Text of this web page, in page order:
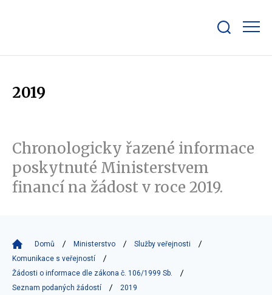
bar
2019
Chronologicky řazené informace
poskytnuté Ministerstvem
financí na žádost v roce 2019.
Domů Ministerstvo
Služby veřejnosti
Komunikace s veřejností
Žádosti o informace dle zákona č. 106/1999 Sb.
Seznam podaných žádostí
2019